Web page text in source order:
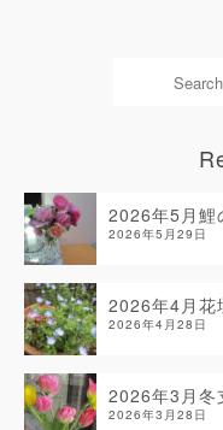
2026年5月鯉
2026年5月29日
2026年4月花
2026年4月28日
2026年3月冬
2026年3月28日